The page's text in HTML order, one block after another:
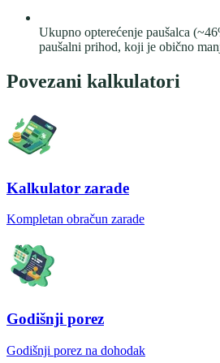
Ukupno opterećenje paušalca
paušalni prihod, koji je obično
Povezani kalkulatori
Kalkulator zarade
Kompletan obračun zarade
Godišnji porez
Godišnji porez na dohodak